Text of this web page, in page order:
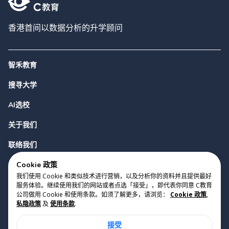
香港首间以数据分析的升学顾问
智禾教育
搜寻大学
AI选校
关于我们
联络我们
版权 2023 Cyclopes® •
使用条款
Cookie 政策
我们使用 Cookie 和类似技术进行营销，以及分析你的资料并且提供最好
服务体验。继续使用我们的网站或者点选「接受」，即代表你同意 C教育
公司做用 Cookie 和使用条款。如须了解更多，请浏览：
Cookie 政策,
私隐政策及 使用条款.
接受